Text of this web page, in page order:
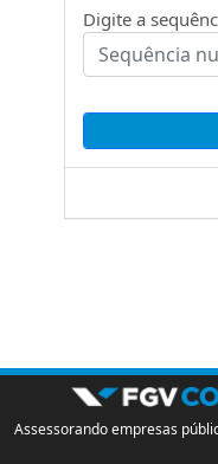
Digite a
Assessorando empresas